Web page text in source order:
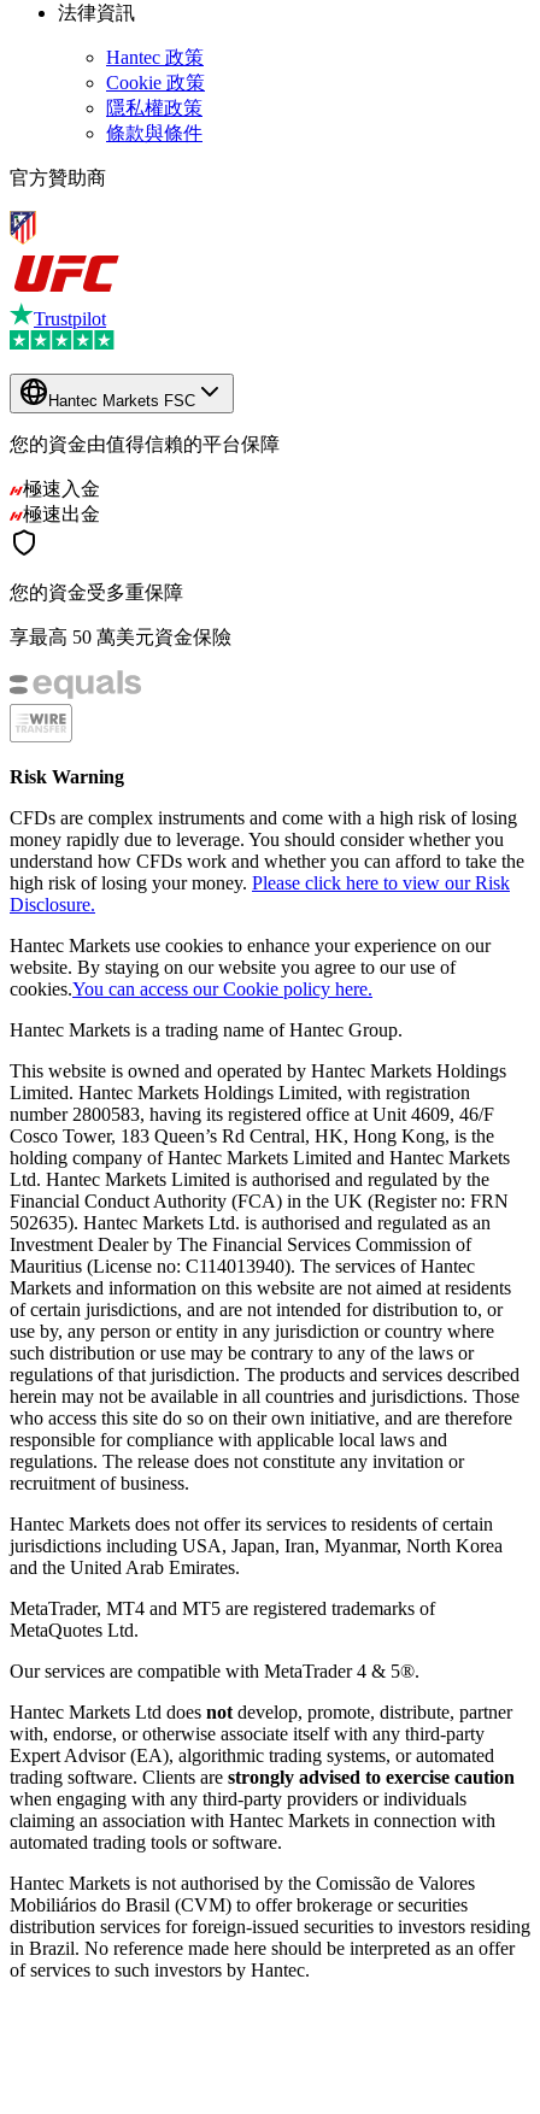
法律資訊
Hantec 政策
Cookie 政策
隱私權政策
條款與條件
官方贊助商
Trustpilot
Hantec Markets FSC
您的資金由值得信賴的平台保障
極速入金
極速出金
您的資金受多重保障
享最高 50 萬美元資金保險
Risk Warning
CFDs are complex instruments and come with a high risk of losing
money rapidly due to leverage. You should consider whether you
understand how CFDs work and whether you can afford to take the
high risk of losing your money. Please click here to view our Risk
Disclosure.
Hantec Markets use cookies to enhance your experience on our
website. By staying on our website you agree to our use of
cookies.You can access our Cookie policy here.
Hantec Markets is a trading name of Hantec Group.
This website is owned and operated by Hantec Markets Holdings
Limited. Hantec Markets Holdings Limited, with registration
number 2800583, having its registered office at Unit 4609, 46/F
Cosco Tower, 183 Queen’s Rd Central, HK, Hong Kong, is the
holding company of Hantec Markets Limited and Hantec Markets
Ltd. Hantec Markets Limited is authorised and regulated by the
Financial Conduct Authority (FCA) in the UK (Register no: FRN
502635). Hantec Markets Ltd. is authorised and regulated as an
Investment Dealer by The Financial Services Commission of
Mauritius (License no: C114013940). The services of Hantec
Markets and information on this website are not aimed at residents
of certain jurisdictions, and are not intended for distribution to, or
use by, any person or entity in any jurisdiction or country where
such distribution or use may be contrary to any of the laws or
regulations of that jurisdiction. The products and services described
herein may not be available in all countries and jurisdictions. Those
who access this site do so on their own initiative, and are therefore
responsible for compliance with applicable local laws and
regulations. The release does not constitute any invitation or
recruitment of business.
Hantec Markets does not offer its services to residents of certain
jurisdictions including USA, Japan, Iran, Myanmar, North Korea
and the United Arab Emirates.
MetaTrader, MT4 and MT5 are registered trademarks of
MetaQuotes Ltd.
Our services are compatible with MetaTrader 4 & 5®.
Hantec Markets Ltd does not develop, promote, distribute, partner
with, endorse, or otherwise associate itself with any third-party
Expert Advisor (EA), algorithmic trading systems, or automated
trading software. Clients are strongly advised to exercise caution
when engaging with any third-party providers or individuals
claiming an association with Hantec Markets in connection with
automated trading tools or software.
Hantec Markets is not authorised by the Comissão de Valores
Mobiliários do Brasil (CVM) to offer brokerage or securities
distribution services for foreign-issued securities to investors residing
in Brazil. No reference made here should be interpreted as an offer
of services to such investors by Hantec.